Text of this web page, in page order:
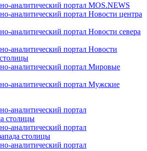
аналитический портал MOS.NEWS
аналитический портал Новости центра
аналитический портал Новости севера
аналитический портал Новости
аналитический портал Мировые
аналитический портал Мужские
аналитический портал
столицы
аналитический портал
столицы
аналитический портал